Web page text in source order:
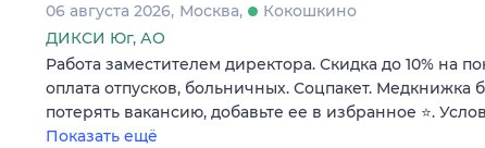
06 августа 2026 Москва
Кокошкино
ДИКСИ Юг, АО
Работа заместителем директора. Скидка до 10% на
оплата отпусков, больничных. Соцпакет. Медкнижка
потерять вакансию, добавьте ее в избранное ⭐.
Показать ещё